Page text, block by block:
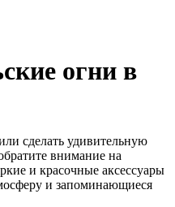
огни в
сделать удивительную
внимание на
и красочные аксессуары
и запоминающиеся